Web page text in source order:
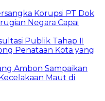
Korupsi PT Dok
Negara Capai
Publik Tahap II
Penataan Kota yang
Ambon Sampaikan
Maut di